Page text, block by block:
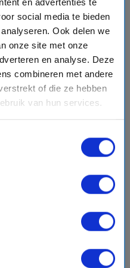
social media te bieden
Ook delen we
onze site met onze
en analyse. Deze
combineren met andere
of die ze hebben
van hun services.
star star starstarstar_border
staten
op Zee, Stockholm,
Dag op Zee, Dag op
favorite